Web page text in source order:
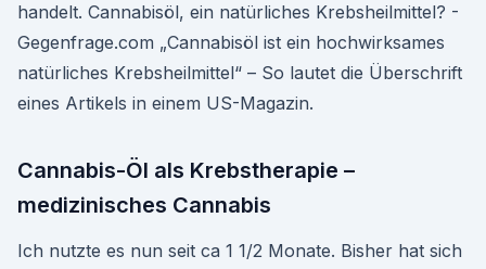
handelt. Cannabisöl, ein natürliches Krebsheilmittel? -
Gegenfrage.com „Cannabisöl ist ein hochwirksames
natürliches Krebsheilmittel“ – So lautet die Überschrift
eines Artikels in einem US-Magazin.
Cannabis-Öl als Krebstherapie –
medizinisches Cannabis
Ich nutzte es nun seit ca 1 1/2 Monate. Bisher hat sich